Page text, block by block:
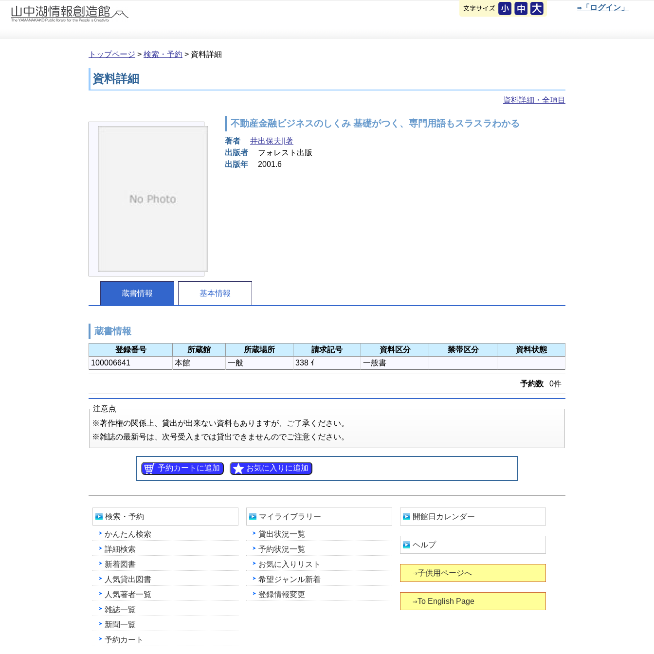
本文へ移動 ⇒「ログイン」
トップページ > 検索・予約 > 資料詳細
資料詳細
資料詳細・全項目
不動産金融ビジネスのしくみ 基礎がつく、専門用語もスラスラわかる
著者
井出保夫∥著
出版者
フォレスト出版
出版年
2001.6
蔵書情報 基本情報
蔵書情報
登録番号 所蔵館 所蔵場所 請求記号 資料区分 禁帯区分
資料状態
100006641
本館 一般 338 ｲ 一般書
予約数 0件
注意点
※著作権の関係上、貸出が出来ない資料もありますが、ご了承ください。
※雑誌の最新号は、次号受入までは貸出できませんのでご注意ください。
検索・予約
かんたん検索
詳細検索
新着図書
人気貸出図書
人気著者一覧
雑誌一覧
新聞一覧
予約カート
マイライブラリー
貸出状況一覧
予約状況一覧
お気に入りリスト
希望ジャンル新着
登録情報変更
開館日カレンダー
ヘルプ
⇒子供用ページへ
⇒To English Page